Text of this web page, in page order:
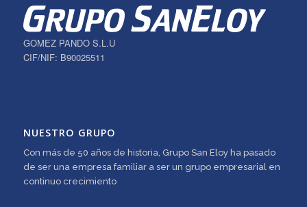
GOMEZ PANDO S.L.U
CIF/NIF: B90025511
NUESTRO GRUPO
Con más de 50 años de historia, Grupo San Eloy ha pasado
de ser una empresa familiar a ser un grupo empresarial en
continuo crecimiento